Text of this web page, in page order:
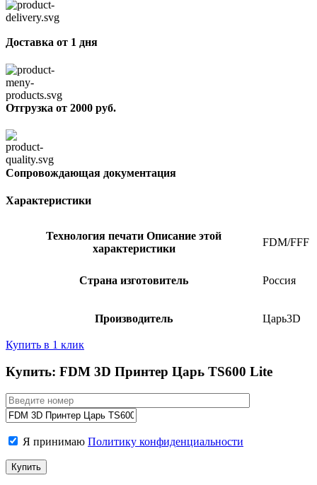
Доставка от 1 дня
Отгрузка от 2000 руб.
Сопровождающая документация
Характеристики
Технология печати Описание этой
характеристики
FDM/FFF
Страна изготовитель Россия
Производитель Царь3D
Купить в 1 клик
Купить: FDM 3D Принтер Царь TS600 Lite
Я принимаю Политику конфиденциальности